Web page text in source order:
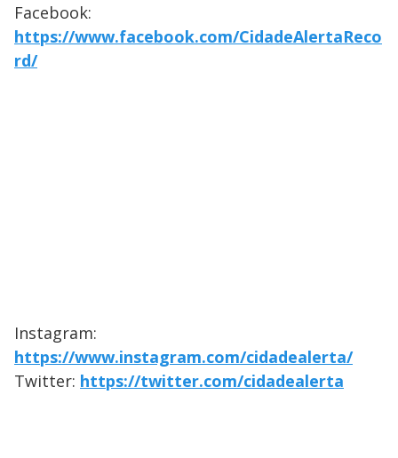
Facebook:
https://www.facebook.com/CidadeAlertaReco
rd/
Instagram:
https://www.instagram.com/cidadealerta/
Twitter: https://twitter.com/cidadealerta